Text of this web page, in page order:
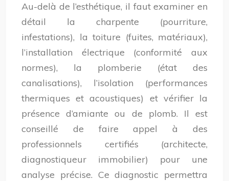
Au-delà de l’esthétique, il faut examiner en
détail la charpente (pourriture,
infestations), la toiture (fuites, matériaux),
l’installation électrique (conformité aux
normes), la plomberie (état des
canalisations), l’isolation (performances
thermiques et acoustiques) et vérifier la
présence d’amiante ou de plomb. Il est
conseillé de faire appel à des
professionnels certifiés (architecte,
diagnostiqueur immobilier) pour une
analyse précise. Ce diagnostic permettra